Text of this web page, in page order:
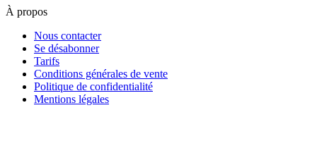
À propos
Nous contacter
Se désabonner
Tarifs
Conditions générales de vente
Politique de confidentialité
Mentions légales